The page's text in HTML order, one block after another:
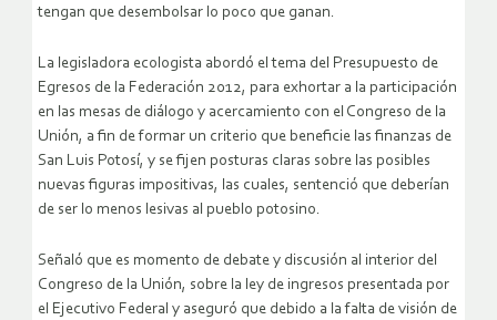
tengan que desembolsar lo poco que ganan.
La legisladora ecologista abordó el tema del Presupuesto de
Egresos de la Federación 2012, para exhortar a la participación
en las mesas de diálogo y acercamiento con el Congreso de la
Unión, a fin de formar un criterio que beneficie las finanzas de
San Luis Potosí, y se fijen posturas claras sobre las posibles
nuevas figuras impositivas, las cuales, sentenció que deberían
de ser lo menos lesivas al pueblo potosino.
Señaló que es momento de debate y discusión al interior del
Congreso de la Unión, sobre la ley de ingresos presentada por
el Ejecutivo Federal y aseguró que debido a la falta de visión de